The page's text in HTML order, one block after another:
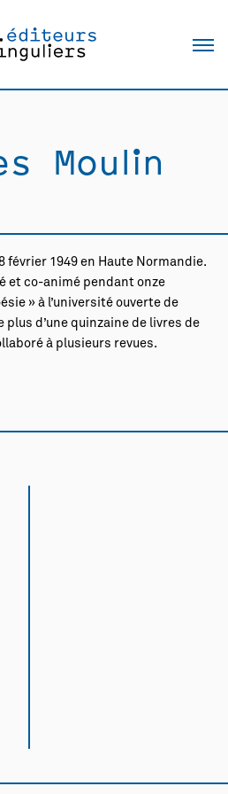
Moulin
février 1949 en Haute Normandie.
et co-animé pendant onze
» à l’université ouverte de
plus d’une quinzaine de livres de
à plusieurs revues.